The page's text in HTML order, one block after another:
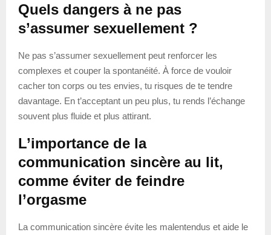
Quels dangers à ne pas
s’assumer sexuellement ?
Ne pas s’assumer sexuellement peut renforcer les
complexes et couper la spontanéité. À force de vouloir
cacher ton corps ou tes envies, tu risques de te tendre
davantage. En t’acceptant un peu plus, tu rends l’échange
souvent plus fluide et plus attirant.
L’importance de la
communication sincère au lit,
comme éviter de feindre
l’orgasme
La communication sincère évite les malentendus et aide le